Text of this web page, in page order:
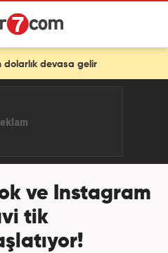
ve Instagram
tik